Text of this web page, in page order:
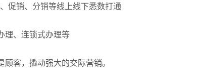
促销、分销等线上线下悉数打通
理、连锁式办理等
客，撬动强大的交际营销。